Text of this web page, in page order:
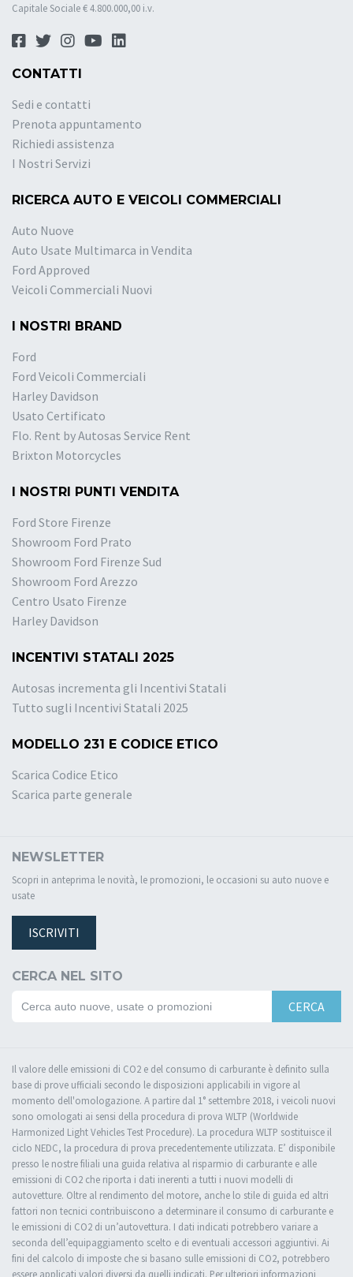
Capitale Sociale € 4.800.000,00 i.v.
CONTATTI
Sedi e contatti
Prenota appuntamento
Richiedi assistenza
I Nostri Servizi
RICERCA AUTO E VEICOLI COMMERCIALI
Auto Nuove
Auto Usate Multimarca in Vendita
Ford Approved
Veicoli Commerciali Nuovi
I NOSTRI BRAND
Ford
Ford Veicoli Commerciali
Harley Davidson
Usato Certificato
Flo. Rent by Autosas Service Rent
Brixton Motorcycles
I NOSTRI PUNTI VENDITA
Ford Store Firenze
Showroom Ford Prato
Showroom Ford Firenze Sud
Showroom Ford Arezzo
Centro Usato Firenze
Harley Davidson
INCENTIVI STATALI 2025
Autosas incrementa gli Incentivi Statali
Tutto sugli Incentivi Statali 2025
MODELLO 231 E CODICE ETICO
Scarica Codice Etico
Scarica parte generale
NEWSLETTER
Scopri in anteprima le novità, le promozioni, le occasioni su auto nuove e
usate
ISCRIVITI
CERCA NEL SITO
CERCA
Il valore delle emissioni di CO2 e del consumo di carburante è definito sulla
base di prove ufficiali secondo le disposizioni applicabili in vigore al
momento dell'omologazione. A partire dal 1° settembre 2018, i veicoli nuovi
sono omologati ai sensi della procedura di prova WLTP (Worldwide
Harmonized Light Vehicles Test Procedure). La procedura WLTP sostituisce il
ciclo NEDC, la procedura di prova precedentemente utilizzata. E’ disponibile
presso le nostre filiali una guida relativa al risparmio di carburante e alle
emissioni di CO2 che riporta i dati inerenti a tutti i nuovi modelli di
autovetture. Oltre al rendimento del motore, anche lo stile di guida ed altri
fattori non tecnici contribuiscono a determinare il consumo di carburante e
le emissioni di CO2 di un’autovettura. I dati indicati potrebbero variare a
seconda dell’equipaggiamento scelto e di eventuali accessori aggiuntivi. Ai
fini del calcolo di imposte che si basano sulle emissioni di CO2, potrebbero
essere applicati valori diversi da quelli indicati. Per ulteriori informazioni